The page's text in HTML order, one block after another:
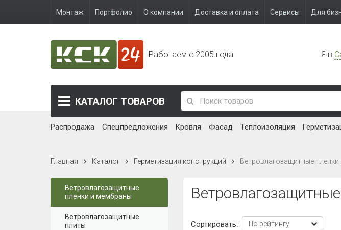
Монтаж Портфолио О компании Доставка и оплата Сервисы Для
Работаем с 2005 года Я в
КАТАЛОГ ТОВАРОВ
Распродажа Спецпредложения Кровля Фасад Теплоизоляция
Главная Каталог Герметизация конструкций Ветровлагозащитные
Сортировать:
Ветровлагозащитные
пленки и мембраны
Ветровлагозащитные
плиты